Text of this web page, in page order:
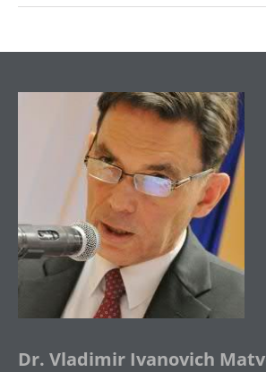
Dr. Vladimir Ivanovich